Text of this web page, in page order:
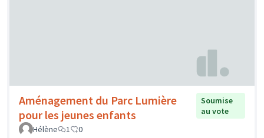
Aménagement du Parc Lumière
pour les jeunes enfants
Soumise
au vote
Hélène
1 0